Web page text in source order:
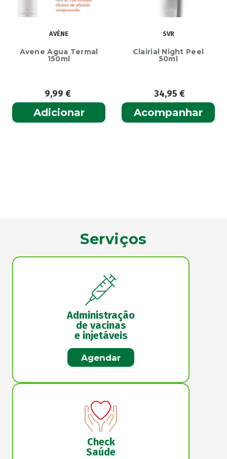
AVÈNE
Avene Agua Termal
150ml
9,99€
Adicionar
SVR
Clairial Night Peel
50ml
34,95€
Acompanhar
Serviços
Administração
de vacinas
e injetáveis
Agendar
Check
Saúde